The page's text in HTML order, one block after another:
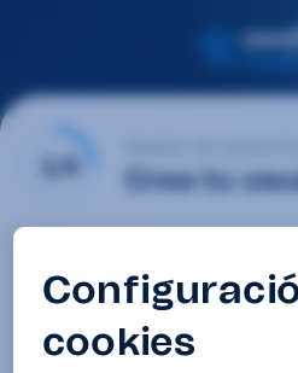
1/4 Crea tu
Contraseña